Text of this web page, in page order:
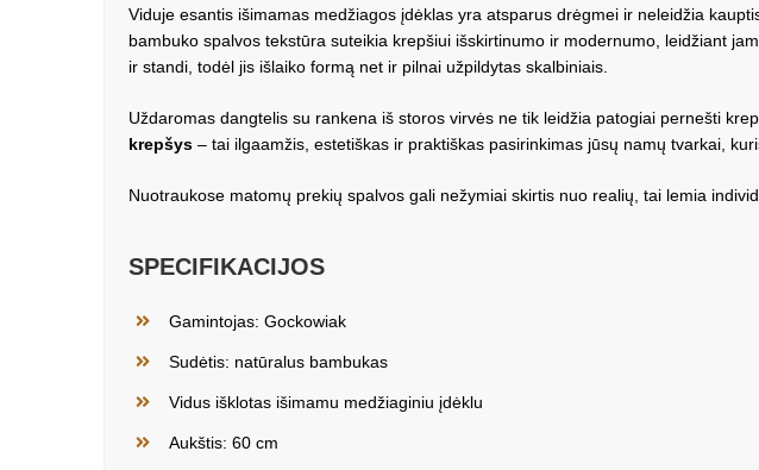
Viduje esantis išimamas medžiagos įdėklas yra atsparus drėgmei ir neleidžia
bambuko spalvos tekstūra suteikia krepšiui išskirtinumo ir modernumo, leidžiant
ir standi, todėl jis išlaiko formą net ir pilnai užpildytas skalbiniais.
Uždaromas dangtelis su rankena iš storos virvės ne tik leidžia patogiai pernešti
krepšys – tai ilgaamžis, estetiškas ir praktiškas pasirinkimas jūsų namų tvarkai,
Nuotraukose matomų prekių spalvos gali nežymiai skirtis nuo realių, tai lemia
SPECIFIKACIJOS
Gamintojas: Gockowiak
Sudėtis: natūralus bambukas
Vidus išklotas išimamu medžiaginiu įdėklu
Aukštis: 60 cm